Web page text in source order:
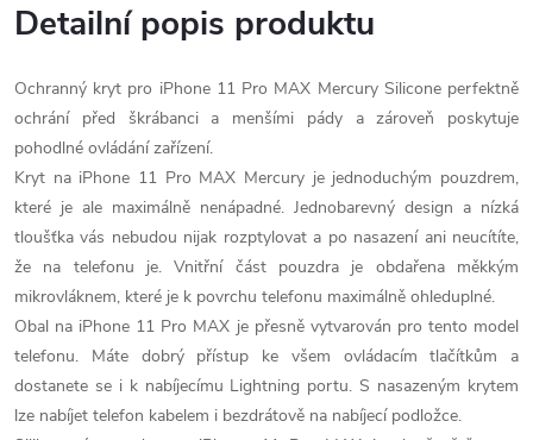
Detailní popis produktu
Ochranný kryt pro iPhone 11 Pro MAX Mercury Silicone perfektně
ochrání před škrábanci a menšími pády a zároveň poskytuje
pohodlné ovládání zařízení.
Kryt na iPhone 11 Pro MAX Mercury je jednoduchým pouzdrem,
které je ale maximálně nenápadné. Jednobarevný design a nízká
tloušťka vás nebudou nijak rozptylovat a po nasazení ani neucítíte,
že na telefonu je. Vnitřní část pouzdra je obdařena měkkým
mikrovláknem, které je k povrchu telefonu maximálně ohleduplné.
Obal na iPhone 11 Pro MAX je přesně vytvarován pro tento model
telefonu. Máte dobrý přístup ke všem ovládacím tlačítkům a
dostanete se i k nabíjecímu Lightning portu. S nasazeným krytem
lze nabíjet telefon kabelem i bezdrátově na nabíjecí podložce.